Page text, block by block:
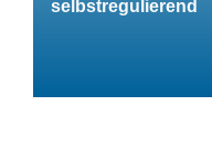
selbstregulierend